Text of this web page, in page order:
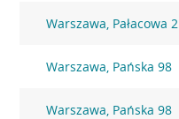
Warszawa, Pałacowa 2
Warszawa, Pańska 98
Warszawa, Pańska 98